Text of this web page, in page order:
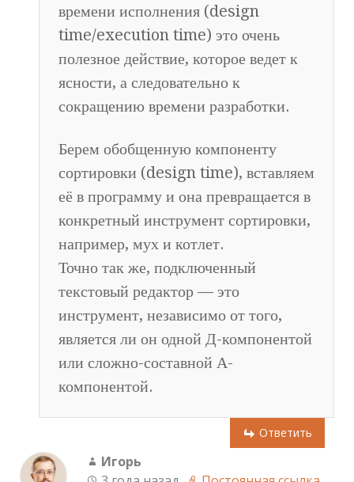
времени исполнения (design
time/execution time) это очень
полезное действие, которое ведет к
ясности, а следовательно к
сокращению времени разработки.
Берем обобщенную компоненту
сортировки (design time), вставляем
её в программу и она превращается в
конкретный инструмент сортировки,
например, мух и котлет.
Точно так же, подключенный
текстовый редактор — это
инструмент, независимо от того,
является ли он одной Д-компонентой
или сложно-составной А-
компонентой.
Ответить
Игорь